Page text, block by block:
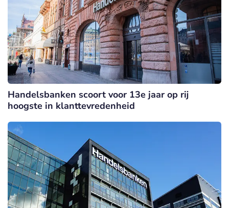
Handelsbanken scoort voor 13e jaar op rij
hoogste in klanttevredenheid